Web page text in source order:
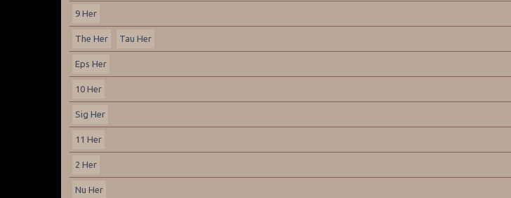
9 Her
The Her Tau Her
Eps Her
10 Her
Sig Her
11 Her
2 Her
Nu Her